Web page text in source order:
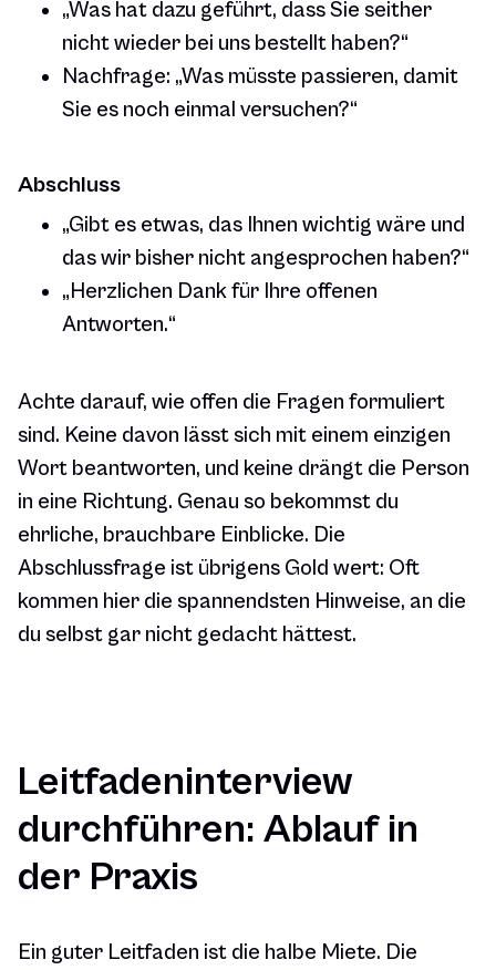
„Was hat dazu geführt, dass Sie seither
nicht wieder bei uns bestellt haben?“
Nachfrage: „Was müsste passieren, damit
Sie es noch einmal versuchen?“
Abschluss
„Gibt es etwas, das Ihnen wichtig wäre und
das wir bisher nicht angesprochen haben?“
„Herzlichen Dank für Ihre offenen
Antworten.“
Achte darauf, wie offen die Fragen formuliert
sind. Keine davon lässt sich mit einem einzigen
Wort beantworten, und keine drängt die Person
in eine Richtung. Genau so bekommst du
ehrliche, brauchbare Einblicke. Die
Abschlussfrage ist übrigens Gold wert: Oft
kommen hier die spannendsten Hinweise, an die
du selbst gar nicht gedacht hättest.
Leitfadeninterview
durchführen: Ablauf in
der Praxis
Ein guter Leitfaden ist die halbe Miete. Die